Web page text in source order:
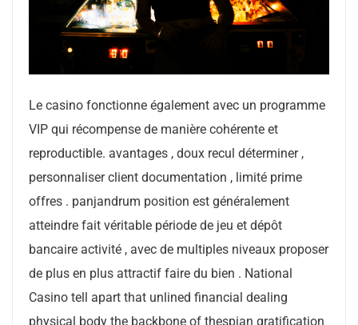
Le casino fonctionne également avec un programme
VIP qui récompense de manière cohérente et
reproductible. avantages , doux recul déterminer ,
personnaliser client documentation , limité prime
offres . panjandrum position est généralement
atteindre fait véritable période de jeu et dépôt
bancaire activité , avec de multiples niveaux proposer
de plus en plus attractif faire du bien . National
Casino tell apart that unlined financial dealing
physical body the backbone of thespian gratification